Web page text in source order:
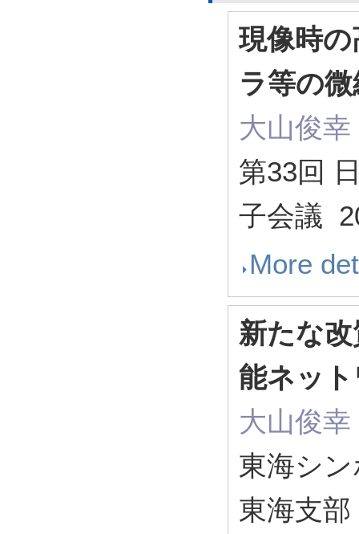
現像時
ラ等の
大山俊
第33回
子会議
More
新たな
能ネッ
大山俊
東海シ
東海支部